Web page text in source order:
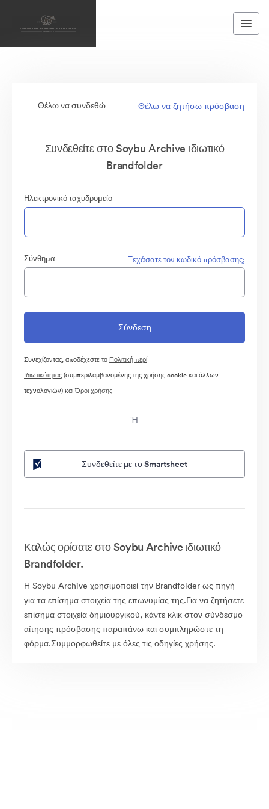
Θέλω να συνδεθώ Θέλω να ζητήσω πρόσβαση
Συνδεθείτε στο Soybu Archive ιδιωτικό
Brandfolder
Ηλεκτρονικό ταχυδρομείο
Σύνθημα Ξεχάσατε τον κωδικό πρόσβασης;
Συνεχίζοντας, αποδέχεστε το Πολιτική περί
Ιδιωτικότητας(συμπεριλαμβανομένης της χρήσης cookie και άλλων
τεχνολογιών) καιΌροι χρήσης
Ή
Συνδεθείτε με το Smartsheet
Καλώς ορίσατε στο Soybu Archive ιδιωτικό
Brandfolder.
Η Soybu Archive χρησιμοποιεί την Brandfolder ως πηγή
για τα επίσημα στοιχεία της επωνυμίας της.Για να ζητήσετε
επίσημα στοιχεία δημιουργικού, κάντε κλικ στον σύνδεσμο
αίτησης πρόσβασης παραπάνω και συμπληρώστε τη
φόρμα.Συμμορφωθείτε με όλες τις οδηγίες χρήσης.